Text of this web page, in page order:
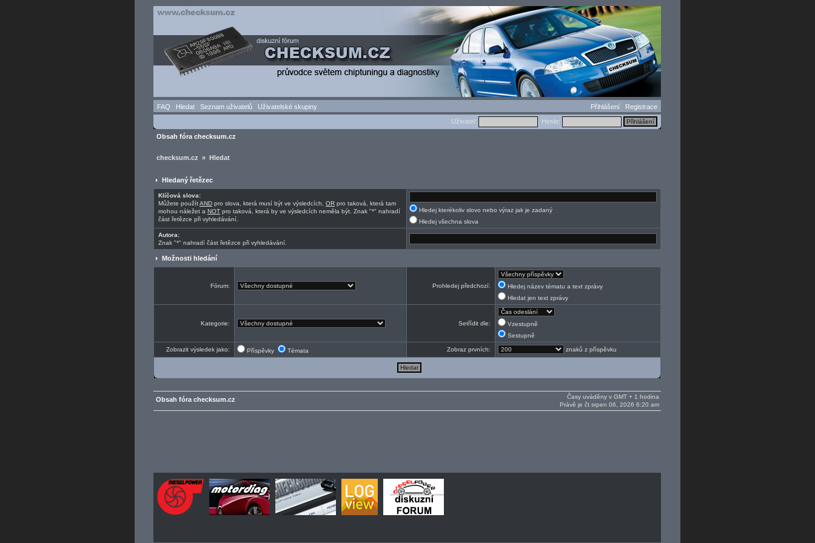
FAQ Hledat Seznam uživatelů Uživatelské skupiny Přihlášení
Registrace
Uživatel:
Heslo:
Obsah fóra checksum.cz
checksum.cz » Hledat
Hledaný řetězec
Klíčová slova:
Můžete použítAND pro slova, která musí být ve výsledcích, OR pro taková, která tam
mohou náležet a NOT pro taková, která by ve výsledcích neměla být. Znak "*" nahradí
část řetězce při vyhledávání.
Hledej kterékoliv slovo nebo výraz jak je zadaný
Hledej všechna slova
Autora:
Znak "*" nahradí část řetězce při vyhledávání.
Možnosti hledání
Fórum: Prohledej předchozí:
Hledej název tématu a text zprávy
Hledat jen text zprávy
Kategorie: Setřídit dle:
Vzestupně
Sestupně
Zobrazit výsledek jako: Příspěvky Témata Zobraz prvních: znaků z příspěvku
Časy uváděny v GMT + 1 hodina
Právě je čt srpen 06, 2026 6:20 am
Obsah fóra checksum.cz